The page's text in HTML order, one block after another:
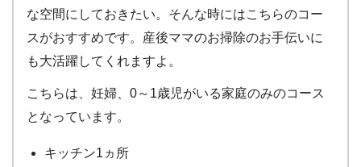
な空間にしておきたい。そんな時にはこちらのコー
スがおすすめです。産後ママのお掃除のお手伝いに
も大活躍してくれますよ。
こちらは、妊婦、0～1歳児がいる家庭のみのコース
となっています。
キッチン1ヵ所